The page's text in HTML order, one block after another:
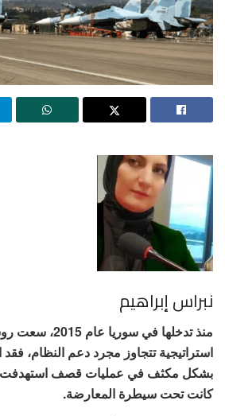
نبراس إبراهيم
منذ تدخلها في
استراتيجية تتجاوز مجرد دعم النظام،
بشكل مكثف في عمليات قصف استهدفت
كانت تحت سيطرة المعارضة.